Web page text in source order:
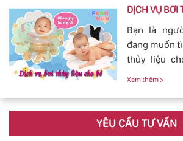
yên tâm cho
DỊCH VỤ BƠI
Bạn là
đang muốn
thủy liệu
Xem thêm >
YÊU CẦU TƯ VẤN